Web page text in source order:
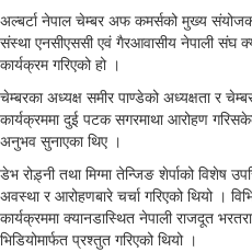
अल्बर्टा नेपाल चेम्बर अफ कमर्सको मुख्य
संस्था एनसीएससी एवं गैरआवासीय नेपाली संघ
कार्यक्रम गरिएको हो ।
चेम्बरका अध्यक्ष समीर पाण्डेको अध्यक्षता र
कार्यक्रममा दुई पटक सगरमाथा आरोहण
अनुभव सुनाएका थिए ।
डेभ रोड़्नी तथा मिग्मा तेन्जिङ शेर्पाको विशेष
अवस्था र आरोहणबारे चर्चा गरिएको थियो ।
कार्यक्रममा क्यानडास्थित नेपाली राजदूत
भिडियोमार्फत प्रश्तुत गरिएको थियो ।